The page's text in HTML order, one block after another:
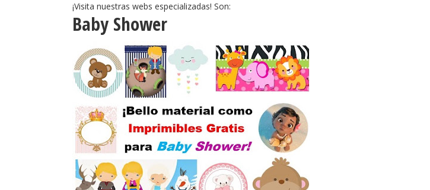
¡Visita nuestras webs especializadas! Son:
Baby Shower